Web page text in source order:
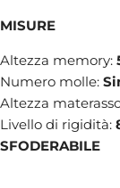
MISURE
Altezza memory:
Numero molle:
Altezza
Livello di rigidità:
SFODERABILE